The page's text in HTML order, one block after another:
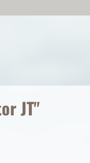
JT"